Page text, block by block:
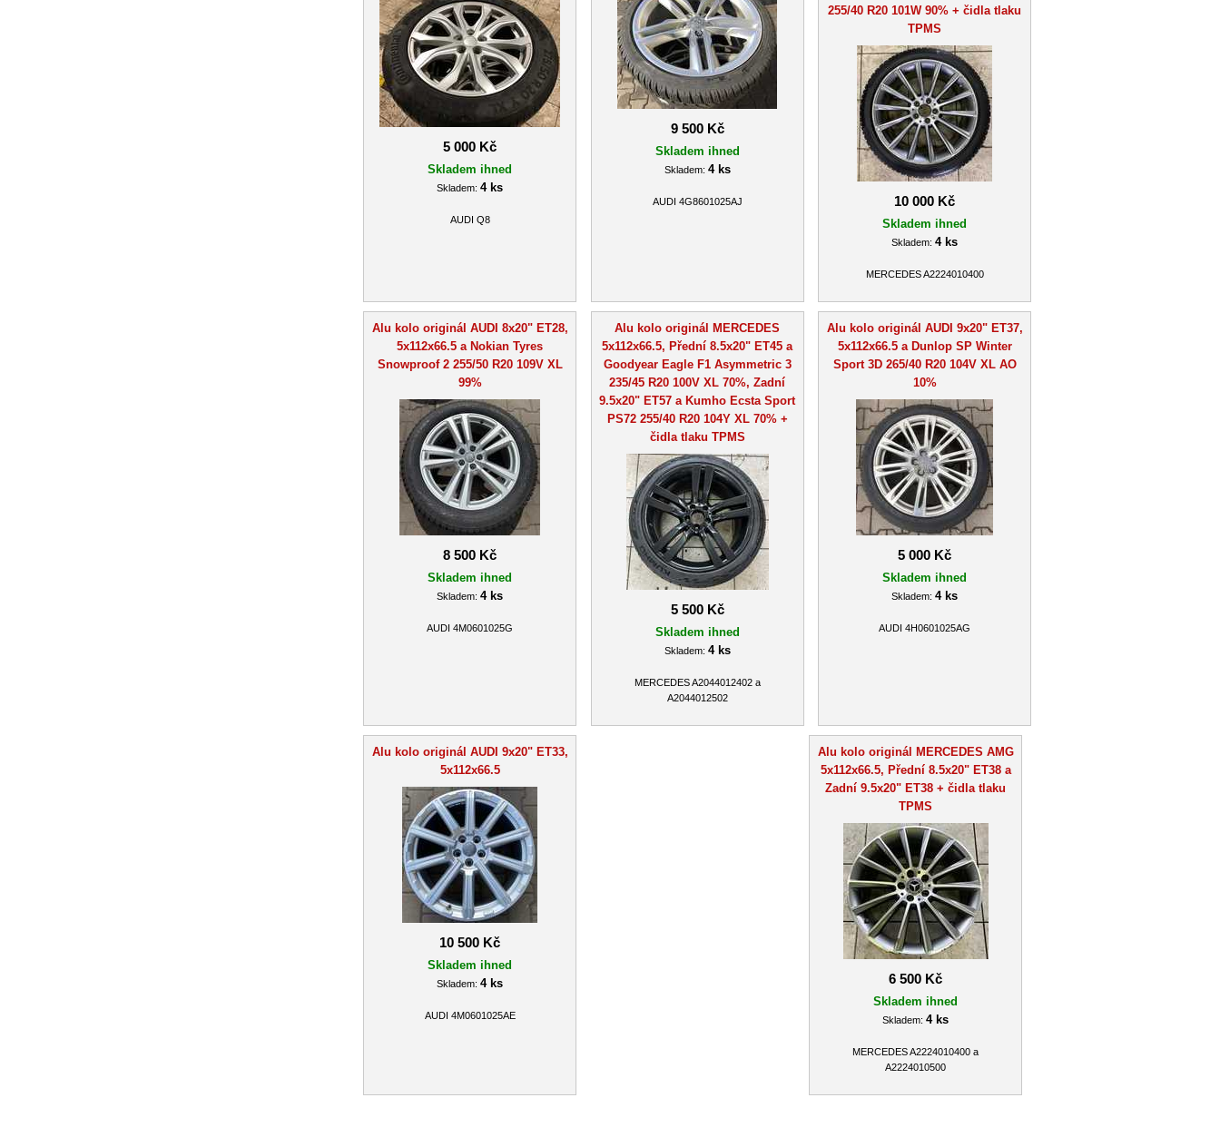
5 000 Kč
Skladem ihned
Skladem: 4 ks
AUDI Q8
9 500 Kč
Skladem ihned
Skladem: 4 ks
AUDI 4G8601025AJ
255/40 R20 101W 90% + čidla tlaku
TPMS
10 000 Kč
Skladem ihned
Skladem: 4 ks
MERCEDES A2224010400
Alu kolo originál AUDI 8x20" ET28,
5x112x66.5 a Nokian Tyres
Snowproof 2 255/50 R20 109V XL
99%
8 500 Kč
Skladem ihned
Skladem: 4 ks
AUDI 4M0601025G
Alu kolo originál MERCEDES
5x112x66.5, Přední 8.5x20" ET45 a
Goodyear Eagle F1 Asymmetric 3
235/45 R20 100V XL 70%, Zadní
9.5x20" ET57 a Kumho Ecsta Sport
PS72 255/40 R20 104Y XL 70% +
čidla tlaku TPMS
5 500 Kč
Skladem ihned
Skladem: 4 ks
MERCEDES A2044012402 a
A2044012502
Alu kolo originál AUDI 9x20" ET37,
5x112x66.5 a Dunlop SP Winter
Sport 3D 265/40 R20 104V XL AO
10%
5 000 Kč
Skladem ihned
Skladem: 4 ks
AUDI 4H0601025AG
Alu kolo originál AUDI 9x20" ET33,
5x112x66.5
10 500 Kč
Skladem ihned
Skladem: 4 ks
AUDI 4M0601025AE
Alu kolo originál MERCEDES AMG
5x112x66.5, Přední 8.5x20" ET38 a
Zadní 9.5x20" ET38 + čidla tlaku
TPMS
6 500 Kč
Skladem ihned
Skladem: 4 ks
MERCEDES A2224010400 a
A2224010500